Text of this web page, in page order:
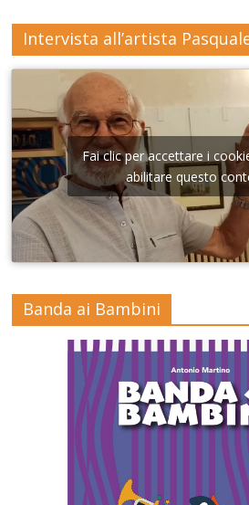
Intervista all’artista
Fai clic per accettare i
abilitare questo
Banda ai Bambini